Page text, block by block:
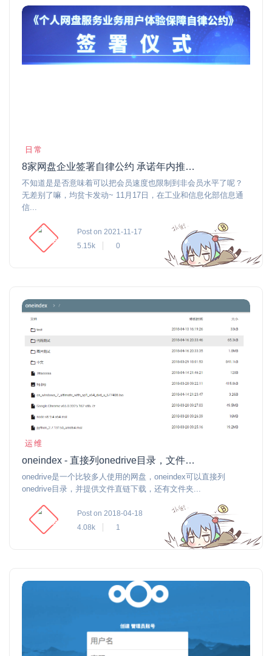
日常
8家网盘企业签署自律公约 承诺年内推出“无差别速率”产品
不知道是是否意味着可以把会员速度也限制到非会员水平了呢？
无差别了嘛，均贫卡发动~ 11月17日，在工业和信息化部信息通
信...
Post on 2021-11-17
5.15k
0
运维
oneindex - 直接列onedrive目录，文件直链下载
onedrive是一个比较多人使用的网盘，oneindex可以直接列
onedrive目录，并提供文件直链下载，还有文件夹...
Post on 2018-04-18
4.08k
1